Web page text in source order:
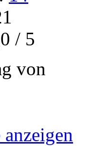
/ 5
von